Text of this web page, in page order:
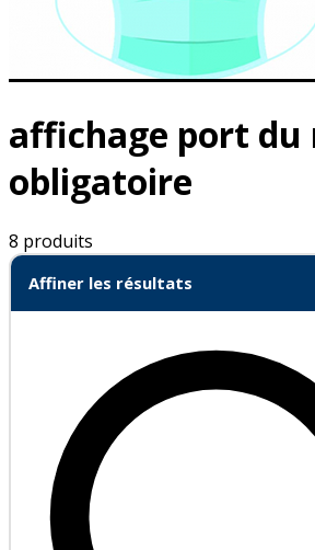
affichage port du
obligatoire
8 produits
Affiner les résultats